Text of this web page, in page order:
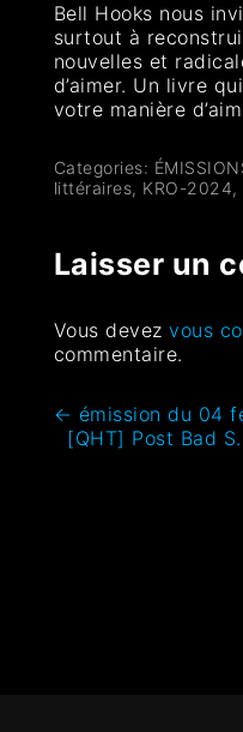
Bell Hooks nous
surtout à
nouvelles et
d’aimer. Un livre
votre manière
Categories:
littéraires, KRO-2024,
Laisser un
Vous devezvous
commentaire.
← émission du 04
[QHT] Post Bad